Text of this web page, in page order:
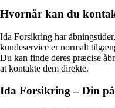
Hvornår kan du
Ida Forsikring har
kundeservice er normalt
Du kan finde deres præcise
at kontakte dem direkte.
Ida Forsikring – Din